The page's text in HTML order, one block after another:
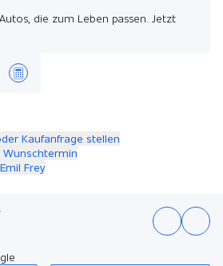
die zum Leben passen. Jetzt
Kaufanfrage stellen
Frey